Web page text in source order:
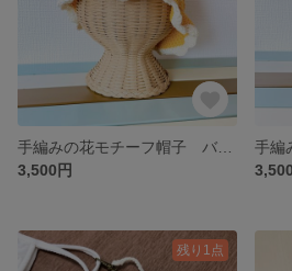
3,500円
残り1点